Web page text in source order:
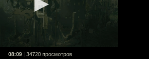
08:09 34720 просмотров